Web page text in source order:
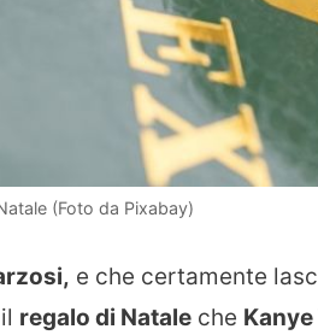
(Foto da Pixabay)
e che certamente
regalo di Natale che